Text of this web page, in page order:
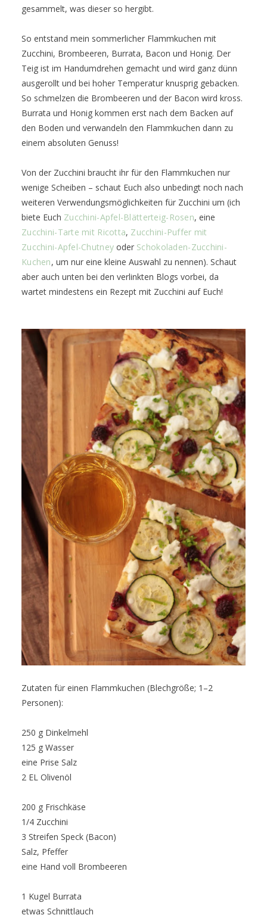
gesammelt, was dieser so hergibt.
So entstand mein sommerlicher Flammkuchen mit
Zucchini, Brombeeren, Burrata, Bacon und Honig. Der
Teig ist im Handumdrehen gemacht und wird ganz dünn
ausgerollt und bei hoher Temperatur knusprig gebacken.
So schmelzen die Brombeeren und der Bacon wird kross.
Burrata und Honig kommen erst nach dem Backen auf
den Boden und verwandeln den Flammkuchen dann zu
einem absoluten Genuss!
Von der Zucchini braucht ihr für den Flammkuchen nur
wenige Scheiben – schaut Euch also unbedingt noch nach
weiteren Verwendungsmöglichkeiten für Zucchini um (ich
biete Euch Zucchini-Apfel-Blätterteig-Rosen, eine
Zucchini-Tarte mit Ricotta, Zucchini-Puffer mit
Zucchini-Apfel-Chutney oder Schokoladen-Zucchini-
Kuchen, um nur eine kleine Auswahl zu nennen). Schaut
aber auch unten bei den verlinkten Blogs vorbei, da
wartet mindestens ein Rezept mit Zucchini auf Euch!
Zutaten für einen Flammkuchen (Blechgröße; 1–2
Personen):
250 g Dinkelmehl
125 g Wasser
eine Prise Salz
2 EL Olivenöl
200 g Frischkäse
1/4 Zucchini
3 Streifen Speck (Bacon)
Salz, Pfeffer
eine Hand voll Brombeeren
1 Kugel Burrata
etwas Schnittlauch